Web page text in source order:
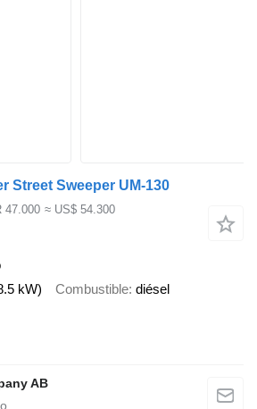
Street Sweeper UM-130
47.000 ≈ US$ 54.300
kW) Combustible diésel
AB